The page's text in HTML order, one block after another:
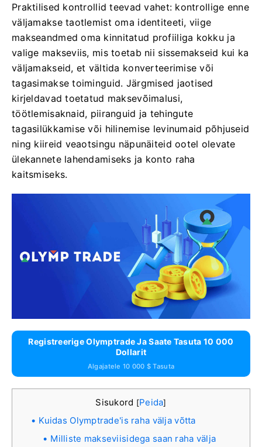
Praktilised kontrollid teevad vahet: kontrollige enne
väljamakse taotlemist oma identiteeti, viige
makseandmed oma kinnitatud profiiliga kokku ja
valige makseviis, mis toetab nii sissemakseid kui ka
väljamakseid, et vältida konverteerimise või
tagasimakse toiminguid. Järgmised jaotised
kirjeldavad toetatud maksevõimalusi,
töötlemisaknaid, piiranguid ja tehingute
tagasilükkamise või hilinemise levinumaid põhjuseid
ning kiireid veaotsingu näpunäiteid ootel olevate
ülekannete lahendamiseks ja konto raha
kaitsmiseks.
Registreerige Olymptrade Ja Saate Tasuta 10 000
Dollarit
Algajatele 10 000 $ Tasuta
Sisukord [Peida]
Kuidas Olymptrade'is raha välja võtta
Milliste makseviisidega saan raha välja